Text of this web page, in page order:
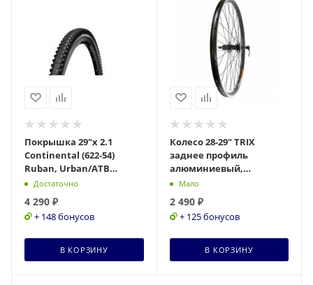
Покрышка 29"x 2.1
Continental (622-54)
Ruban, Urban/ATB
Semislick, Wire,
черн
Достаточно
4 290 ₽
+ 148 бонусов
В КОРЗИНУ
Колесо 28-29" TRIX
заднее профиль
алюминиевый,
двойной, 36H,
622х24,1/31,6х24,2мм, A/
Мало
2 490₽
+ 125 бонусов
В КОРЗИНУ